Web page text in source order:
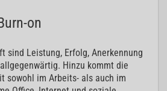
on
sind Leistung, Erfolg, Anerkennung
Hinzu kommt die
sowohl im Arbeits- als auch im